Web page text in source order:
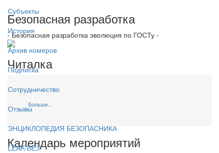
Субъекты
История
Архив номеров
Подписка
Сотрудничество
Отзывы
ЭНЦИКЛОПЕДИЯ БЕЗОПАСНИКА
LEAK-БЕЗ
Безопасная разработка
- Безопасная разработка эволюция по ГОСТу -
Читалка
Больше...
Календарь мероприятий